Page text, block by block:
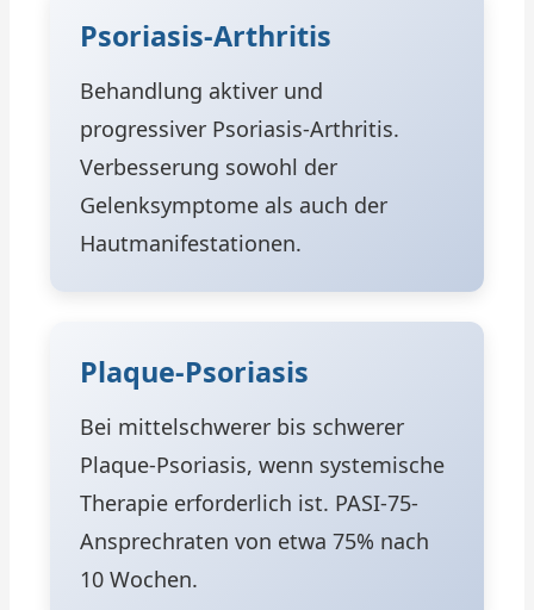
Psoriasis-Arthritis
Behandlung aktiver und
progressiver Psoriasis-Arthritis.
Verbesserung sowohl der
Gelenksymptome als auch der
Hautmanifestationen.
Plaque-Psoriasis
Bei mittelschwerer bis schwerer
Plaque-Psoriasis, wenn systemische
Therapie erforderlich ist. PASI-75-
Ansprechraten von etwa 75% nach
10 Wochen.